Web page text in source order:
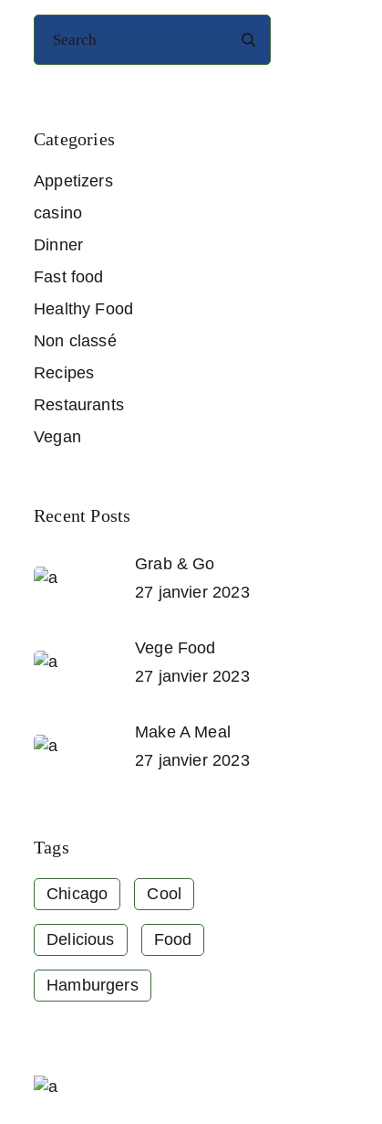
Categories
Appetizers
casino
Dinner
Fast food
Healthy Food
Non classé
Recipes
Restaurants
Vegan
Recent Posts
Grab & Go
27 janvier 2023
Vege Food
27 janvier 2023
Make A Meal
27 janvier 2023
Tags
Chicago Cool
Delicious Food
Hamburgers